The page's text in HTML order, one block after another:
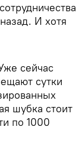
И хотя
сейчас
сутки
шубка стоит
по 1000